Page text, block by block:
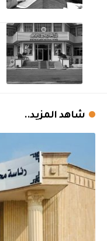
شاهد المزيد..